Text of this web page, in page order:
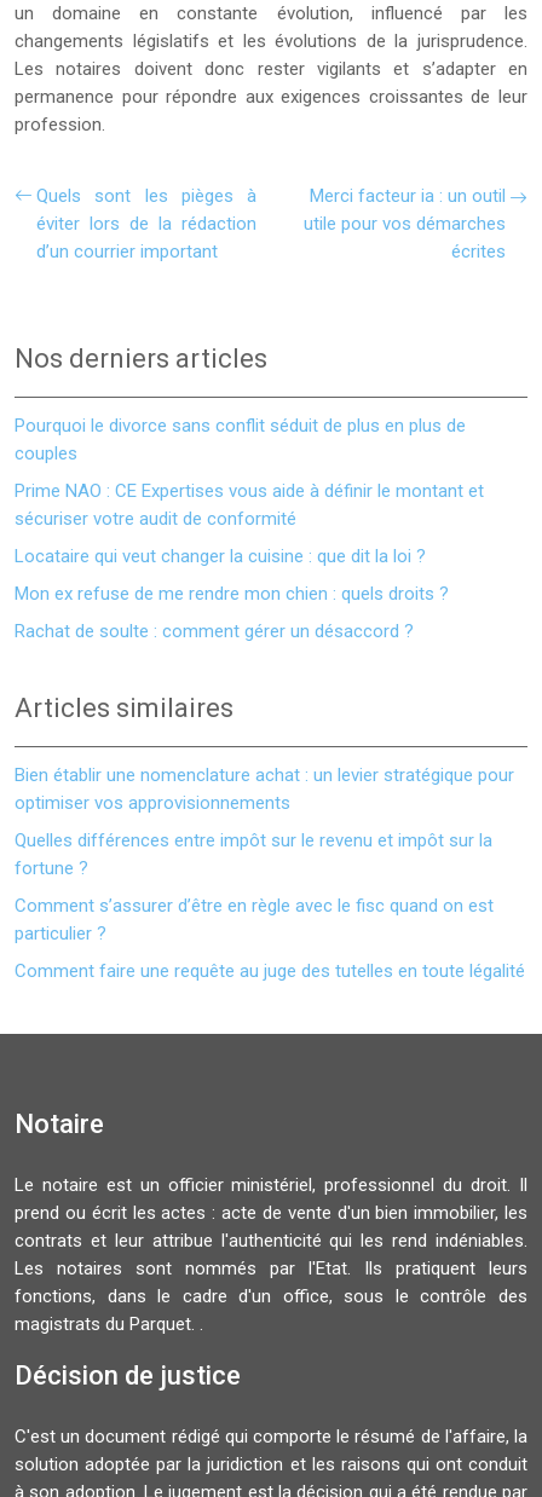
un domaine en constante évolution, influencé par les
changements législatifs et les évolutions de la jurisprudence.
Les notaires doivent donc rester vigilants et s’adapter en
permanence pour répondre aux exigences croissantes de leur
profession.
Quels sont les pièges à
éviter lors de la rédaction
d’un courrier important
Merci facteur ia : un outil
utile pour vos démarches
écrites
Nos derniers articles
Pourquoi le divorce sans conflit séduit de plus en plus de
couples
Prime NAO : CE Expertises vous aide à définir le montant et
sécuriser votre audit de conformité
Locataire qui veut changer la cuisine : que dit la loi ?
Mon ex refuse de me rendre mon chien : quels droits ?
Rachat de soulte : comment gérer un désaccord ?
Articles similaires
Bien établir une nomenclature achat : un levier stratégique pour
optimiser vos approvisionnements
Quelles différences entre impôt sur le revenu et impôt sur la
fortune ?
Comment s’assurer d’être en règle avec le fisc quand on est
particulier ?
Comment faire une requête au juge des tutelles en toute légalité
Notaire
Le notaire est un officier ministériel, professionnel du droit. Il
prend ou écrit les actes : acte de vente d'un bien immobilier, les
contrats et leur attribue l'authenticité qui les rend indéniables.
Les notaires sont nommés par l'Etat. Ils pratiquent leurs
fonctions, dans le cadre d'un office, sous le contrôle des
magistrats du Parquet. .
Décision de justice
C'est un document rédigé qui comporte le résumé de l'affaire, la
solution adoptée par la juridiction et les raisons qui ont conduit
à son adoption. Le jugement est la décision qui a été rendue par